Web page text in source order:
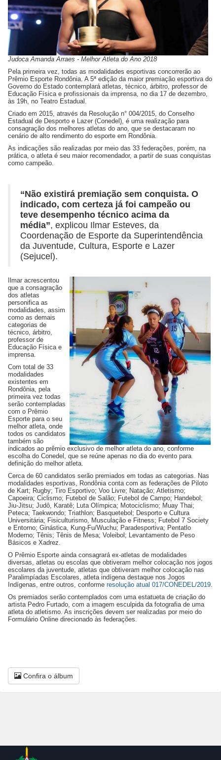
Judoca Amanda Arraes - Melhor Atleta do Ano 2018
Pela primeira vez, todas as modalidades esportivas concorrerão ao
Prêmio Esporte Rondônia. A 5ª edição da maior premiação esportiva do
Governo do Estado contemplará atletas, técnico, árbitro, professor de
Educação Física e profissionais da imprensa, no dia 17 de dezembro,
às 19h, no Teatro Estadual.
Criado em 2015, através da Resolução n° 004/2015, do Conselho
Estadual de Desporto e Lazer (Conedel), é uma realização para
consagração dos melhores atletas do ano, que se destacaram no
cenário de alto rendimento do esporte em Rondônia.
As indicações são realizadas por meio das 33 federações, porém, na
prática, o atleta é seu maior recomendador, a partir de suas conquistas
como campeão.
“Não existirá premiação sem conquista. O
indicado, com certeza já foi campeão ou
teve desempenho técnico acima da
média”, explicou Ilmar Esteves, da
Coordenação de Esporte da Superintendência
da Juventude, Cultura, Esporte e Lazer
(Sejucel).
Ilmar acrescentou
que a consagração
dos atletas
personifica as
modalidades, assim
como as demais
categorias de
técnico, árbitro,
professor de
Educação Física e
imprensa.
Com total de 33
modalidades
existentes em
Rondônia, pela
primeira vez todas
serão contempladas
com o Prêmio
Esporte para o seu
melhor atleta, onde
todos os candidatos
também são
indicados ao prêmio exclusivo de melhor atleta do ano, conforme
escolha do Conedel, que se reúne apenas no dia do evento para
definição do melhor atleta.
Cerca de 60 candidatos serão premiados em todas as categorias. Nas
modalidades esportivas, Rondônia conta com as federações de Piloto
de Kart; Rugby; Tiro Esportivo; Voo Livre; Natação; Atletismo;
Capoeira; Ciclismo; Futebol de Salão; Futebol de Campo; Handebol;
Jiu-Jitsu; Judô, Karatê; Luta Olímpica; Motociclismo; Muay Thai;
Peteca; Taekwondo; Triathlon; Basquetebol; Desporto e Cultura
Universitária; Fisiculturismo, Musculação e Fitness; Futebol 7 Society
e Entorno; Ginástica, Kung-Fu/Wuchu; Paradesportiva; Pentatlo
Moderno; Tênis; Tênis de Mesa; Voleibol; Levantamento de Peso
Básicos e Xadrez.
O Prêmio Esporte ainda consagrará ex-atletas de modalidades
diversas, atletas ou escolas que obtiveram melhor colocação nos jogos
escolares da juventude, atletas que obtiveram melhor colocação nas
Paralimpíadas Escolares, atleta indígena destaque nos Jogos
Indígenas, entre outros, conforme resolução atual 017/CONEDEL/2019.
Os premiados serão contemplados com uma estatueta de criação do
artista Pedro Furtado, com a imagem esculpida da fotografia de uma
atleta do atletismo. As inscrições devem ser realizadas por meio do
Formulário Online direcionado às federações.
Confira o álbum